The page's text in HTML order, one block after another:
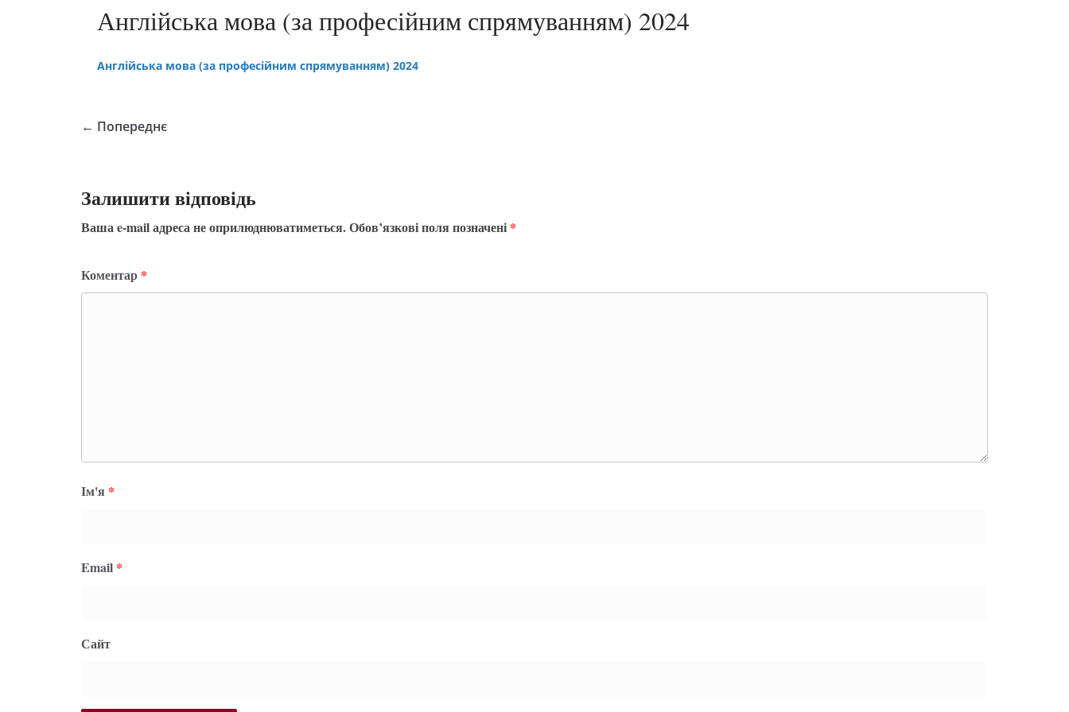
Англійська мова (за професійним спрямуванням) 2024
Англійська мова (за професійним спрямуванням) 2024
← Попереднє
Залишити відповідь
Ваша e-mail адреса не оприлюднюватиметься.Обов’язкові поля позначені *
Коментар *
Ім'я *
Email *
Сайт